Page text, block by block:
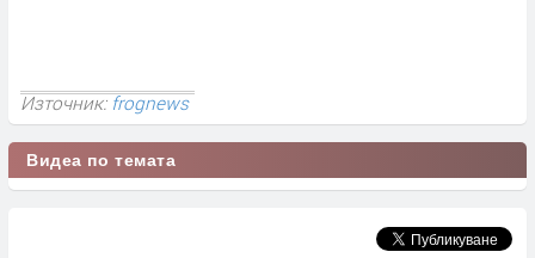
Източник:frognews
Видеа по темата